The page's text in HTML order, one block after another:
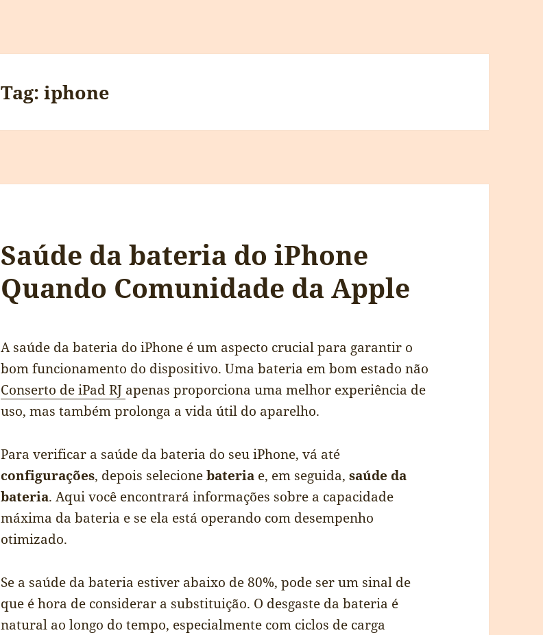
Tag:iphone
Saúde da bateria do iPhone
Quando Comunidade da Apple
A saúde da bateria do iPhone é um aspecto crucial para garantir o
bom funcionamento do dispositivo. Uma bateria em bom estado não
Conserto de iPad RJ apenas proporciona uma melhor experiência de
uso, mas também prolonga a vida útil do aparelho.
Para verificar a saúde da bateria do seu iPhone, vá até
configurações, depois selecionebateria e, em seguida,saúde da
bateria. Aqui você encontrará informações sobre a capacidade
máxima da bateria e se ela está operando com desempenho
otimizado.
Se a saúde da bateria estiver abaixo de 80%, pode ser um sinal de
que é hora de considerar a substituição. O desgaste da bateria é
natural ao longo do tempo, especialmente com ciclos de carga